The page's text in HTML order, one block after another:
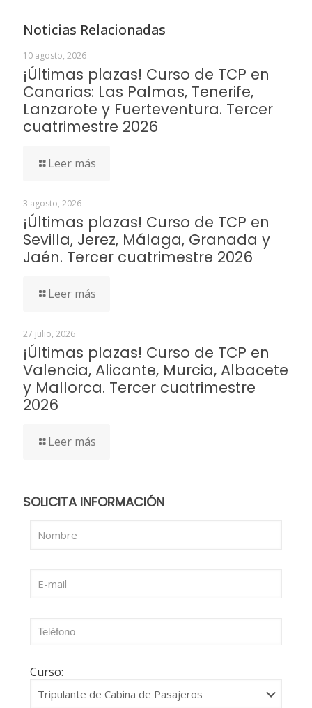
Noticias Relacionadas
10 agosto, 2026
¡Últimas plazas! Curso de TCP en
Canarias: Las Palmas, Tenerife,
Lanzarote y Fuerteventura. Tercer
cuatrimestre 2026
Leer más
3 agosto, 2026
¡Últimas plazas! Curso de TCP en
Sevilla, Jerez, Málaga, Granada y
Jaén. Tercer cuatrimestre 2026
Leer más
27 julio, 2026
¡Últimas plazas! Curso de TCP en
Valencia, Alicante, Murcia, Albacete
y Mallorca. Tercer cuatrimestre
2026
Leer más
SOLICITA INFORMACIÓN
Curso: